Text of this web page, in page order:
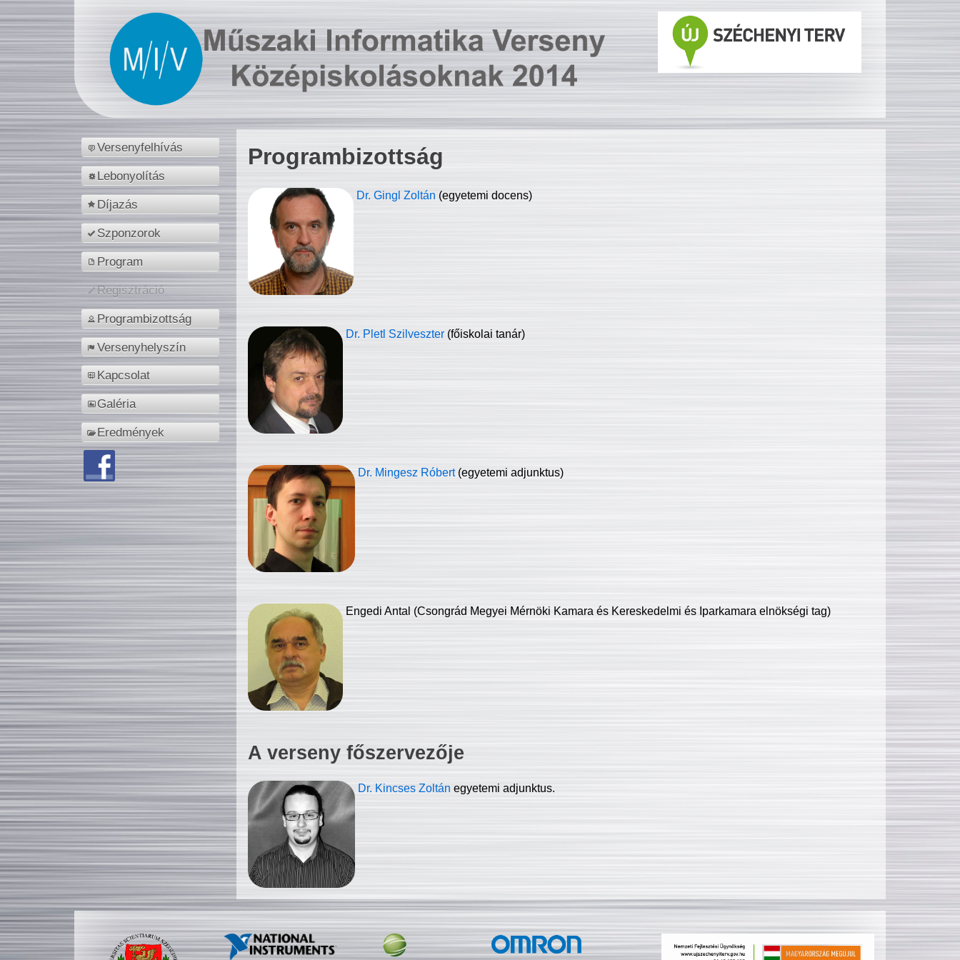
Versenyfelhívás
Lebonyolítás
Díjazás
Szponzorok
Program
Regisztráció
Programbizottság
Versenyhelyszín
Kapcsolat
Galéria
Eredmények
Programbizottság
Dr. Gingl Zoltán (egyetemi docens)
Dr. Pletl Szilveszter (főiskolai tanár)
Dr. Mingesz Róbert (egyetemi adjunktus)
Engedi Antal (Csongrád Megyei Mérnöki Kamara és Kereskedelmi és Iparkamara elnökségi tag)
A verseny főszervezője
Dr. Kincses Zoltán egyetemi adjunktus.